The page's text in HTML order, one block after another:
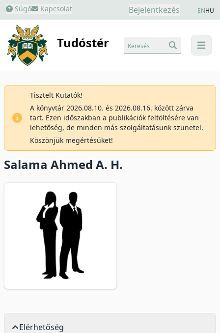
Súgó Kapcsolat Bejelentkezés ENHU
Tudóstér menu
Keresés
Tisztelt Kutatók!
A könyvtár 2026.08.10. és 2026.08.16. között zárva
tart. Ezen időszakban a publikációk feltöltésére van
lehetőség, de minden más szolgáltatásunk szünetel.
Köszönjük megértésüket!
Salama Ahmed A. H.
Elérhetőség